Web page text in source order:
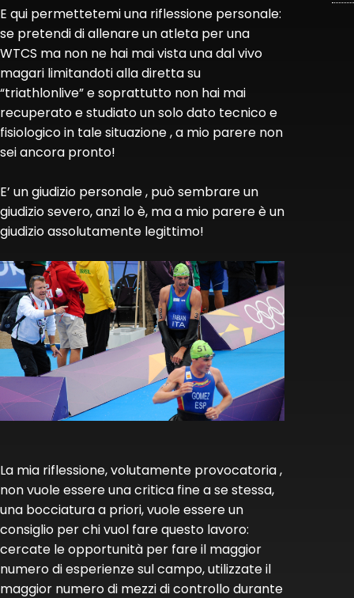
E qui permettetemi una riflessione personale:
se pretendi di allenare un atleta per una
WTCS ma non ne hai mai vista una dal vivo
magari limitandoti alla diretta su
“triathlonlive” e soprattutto non hai mai
recuperato e studiato un solo dato tecnico e
fisiologico in tale situazione , a mio parere non
sei ancora pronto!
E’ un giudizio personale , può sembrare un
giudizio severo, anzi lo è, ma a mio parere è un
giudizio assolutamente legittimo!
La mia riflessione, volutamente provocatoria ,
non vuole essere una critica fine a se stessa,
una bocciatura a priori, vuole essere un
consiglio per chi vuol fare questo lavoro:
cercate le opportunità per fare il maggior
numero di esperienze sul campo, utilizzate il
maggior numero di mezzi di controllo durante